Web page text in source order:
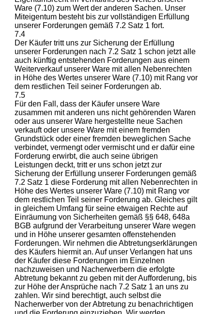
Ware (7.10) zum Wert der anderen Sachen. Unser
Miteigentum besteht bis zur vollständigen Erfüllung
unserer Forderungen gemäß 7.2 Satz 1 fort.
7.4
Der Käufer tritt uns zur Sicherung der Erfüllung
unserer Forderungen nach 7.2 Satz 1 schon jetzt alle
auch künftig entstehenden Forderungen aus einem
Weiterverkauf unserer Ware mit allen Nebenrechten
in Höhe des Wertes unserer Ware (7.10) mit Rang vor
dem restlichen Teil seiner Forderungen ab.
7.5
Für den Fall, dass der Käufer unsere Ware
zusammen mit anderen uns nicht gehörenden Waren
oder aus unserer Ware hergestellte neue Sachen
verkauft oder unsere Ware mit einem fremden
Grundstück oder einer fremden beweglichen Sache
verbindet, vermengt oder vermischt und er dafür eine
Forderung erwirbt, die auch seine übrigen
Leistungen deckt, tritt er uns schon jetzt zur
Sicherung der Erfüllung unserer Forderungen gemäß
7.2 Satz 1 diese Forderung mit allen Nebenrechten in
Höhe des Wertes unserer Ware (7.10) mit Rang vor
dem restlichen Teil seiner Forderung ab. Gleiches gilt
in gleichem Umfang für seine etwaigen Rechte auf
Einräumung von Sicherheiten gemäß §§ 648, 648a
BGB aufgrund der Verarbeitung unserer Ware wegen
und in Höhe unserer gesamten offenstehenden
Forderungen. Wir nehmen die Abtretungserklärungen
des Käufers hiermit an. Auf unser Verlangen hat uns
der Käufer diese Forderungen im Einzelnen
nachzuweisen und Nacherwerbern die erfolgte
Abtretung bekannt zu geben mit der Aufforderung, bis
zur Höhe der Ansprüche nach 7.2 Satz 1 an uns zu
zahlen. Wir sind berechtigt, auch selbst die
Nacherwerber von der Abtretung zu benachrichtigen